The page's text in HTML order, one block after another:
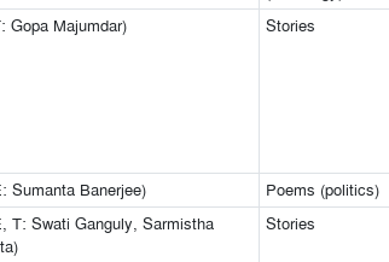
Gopa Majumdar) Stories
Sumanta Banerjee) Poems (politics)
T: Swati Ganguly, Sarmistha
Stories